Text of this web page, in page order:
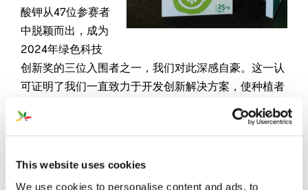
This website uses cookies
We use cookies to personalise content and ads, to
酸钾从47位参赛者
中脱颖而出，成为
2024年绿色科技
创新奖的三位入围者之一，我们对此深感自豪。这一认
可证明了我们一直致力于开发创新解决方案，使种植者
伙伴Jakob Liedberg分享了他对此次获奖的感想。“入
围 2024年绿色科技创新奖是我们共同努力的一项重大